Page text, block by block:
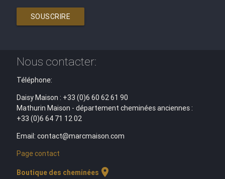
SOUSCRIRE
Nous contacter:
Téléphone:
Daisy Maison : +33 (0)6 60 62 61 90
Mathurin Maison - département cheminées anciennes :
+33 (0)6 64 71 12 02
Email: contact@marcmaison.com
Page contact
Boutique des cheminées location_on